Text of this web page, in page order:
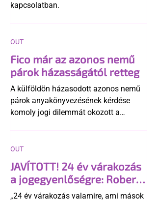
kapcsolatban.
Fico már az azonos nemű
párok házasságától retteg
A külföldön házasodott azonos nemű
párok anyakönyvezésének kérdése
komoly jogi dilemmát okozott a
egyértelműen tiltja a házasságuk
elismerését. Közben az ellenzéken belül
is vita robbant ki arról, hogy vissza
kellene-e vonni a kormány konzervatív
alkotmánymódosítását
OUT
JAVÍTOTT! 24 év várakozás
a jogegyenlőségre: Robert
Biedroń megindító üzenete
„24 év várakozás valamire, ami mások
OUT